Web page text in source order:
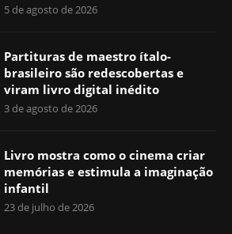
5 de agosto de 2026
Partituras de maestro ítalo-
brasileiro são redescobertas e
viram livro digital inédito
3 de agosto de 2026
Livro mostra como o cinema criar
memórias e estimula a imaginação
infantil
23 de julho de 2026